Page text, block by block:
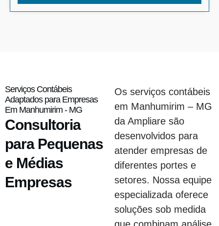
Serviços Contábeis
Adaptados para Empresas
Em Manhumirim - MG
Consultoria
para Pequenas
e Médias
Empresas
Os serviços contábeis
em Manhumirim – MG
da Ampliare são
desenvolvidos para
atender empresas de
diferentes portes e
setores. Nossa equipe
especializada oferece
soluções sob medida